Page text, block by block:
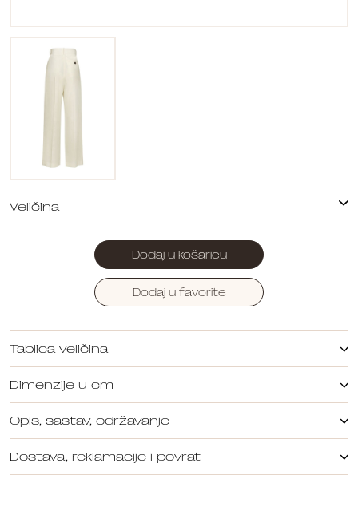
Dodaj u košaricu
Dodaj u favorite
Tablica veličina
Dimenzije u cm
Opis, sastav, održavanje
Dostava, reklamacije i povrat